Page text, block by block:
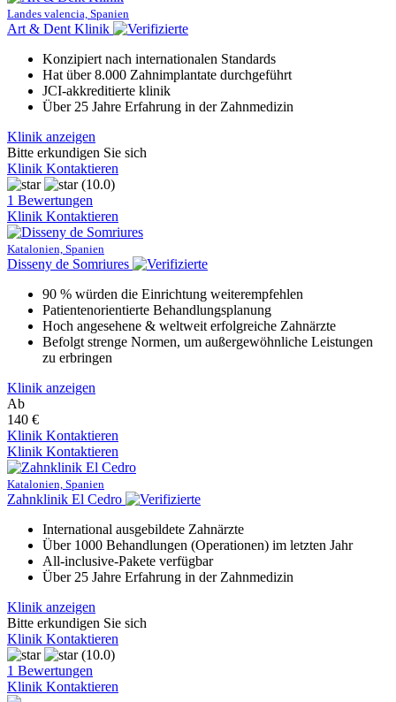
Landes valencia, Spanien
Art & Dent Klinik
Konzipiert nach internationalen Standards
Hat über 8.000 Zahnimplantate durchgeführt
JCI-akkreditierte klinik
Über 25 Jahre Erfahrung in der Zahnmedizin
Klinik anzeigen
Bitte erkundigen Sie sich
Klinik Kontaktieren
(10.0)
1 Bewertungen
Klinik Kontaktieren
Katalonien, Spanien
Disseny de Somriures
90 % würden die Einrichtung weiterempfehlen
Patientenorientierte Behandlungsplanung
Hoch angesehene & weltweit erfolgreiche Zahnärzte
Befolgt strenge Normen, um außergewöhnliche Leistungen
zu erbringen
Klinik anzeigen
Ab
140 €
Klinik Kontaktieren
Klinik Kontaktieren
Katalonien, Spanien
Zahnklinik El Cedro
International ausgebildete Zahnärzte
Über 1000 Behandlungen (Operationen) im letzten Jahr
All-inclusive-Pakete verfügbar
Über 25 Jahre Erfahrung in der Zahnmedizin
Klinik anzeigen
Bitte erkundigen Sie sich
Klinik Kontaktieren
(10.0)
1 Bewertungen
Klinik Kontaktieren